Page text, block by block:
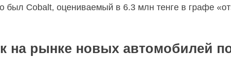
был Cobalt, оцениваемый в 6.3 млн тенге в графе
на рынке новых автомобилей